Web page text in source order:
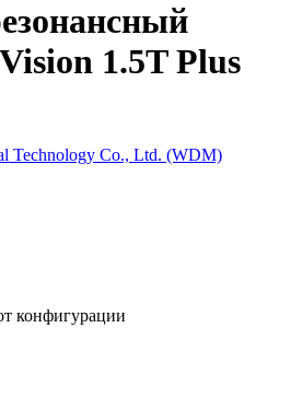
1.5T Plus
конфигурации